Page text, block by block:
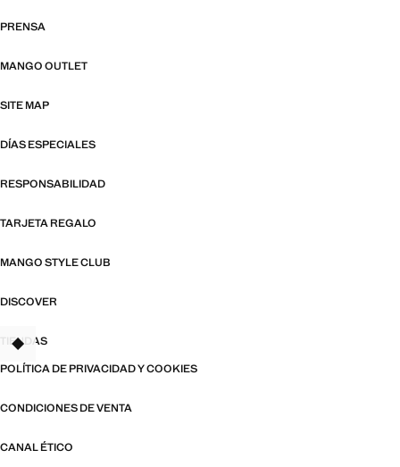
PRENSA
MANGO OUTLET
SITE MAP
DÍAS ESPECIALES
RESPONSABILIDAD
TARJETA REGALO
MANGO STYLE CLUB
DISCOVER
TIENDAS
POLÍTICA DE PRIVACIDAD Y COOKIES
CONDICIONES DE VENTA
CANAL ÉTICO